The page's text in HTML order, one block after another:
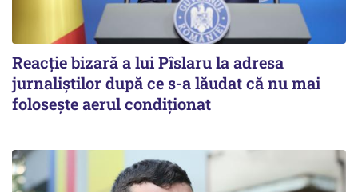
Reacție bizară a lui Pîslaru la adresa
jurnaliștilor după ce s-a lăudat că nu mai
folosește aerul condiționat